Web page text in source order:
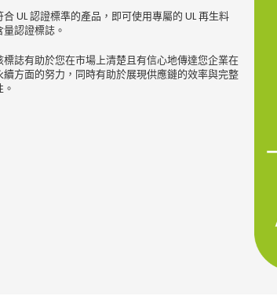
合 UL 認證標準的產品，即可使用專屬的 UL 再生料
量認證標誌。
標誌有助於您在市場上清楚且有信心地傳達您企業在
續方面的努力，同時有助於展現供應鏈的效率與完整